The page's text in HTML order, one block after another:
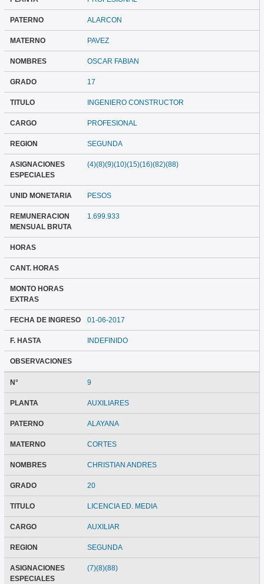
PATERNO ALARCON
MATERNO PAVEZ
NOMBRES OSCAR FABIAN
GRADO 17
TITULO INGENIERO CONSTRUCTOR
CARGO PROFESIONAL
REGION SEGUNDA
ASIGNACIONES
ESPECIALES
(4)(8)(9)(10)(15)(16)(82)(88)
UNID MONETARIA PESOS
REMUNERACION
MENSUAL BRUTA
1.699.933
HORAS
CANT. HORAS
MONTO HORAS
EXTRAS
FECHA DE INGRESO 01-06-2017
F. HASTA INDEFINIDO
OBSERVACIONES
N° 9
PLANTA AUXILIARES
PATERNO ALAYANA
MATERNO CORTES
NOMBRES CHRISTIAN ANDRES
GRADO 20
TITULO LICENCIA ED. MEDIA
CARGO AUXILIAR
REGION SEGUNDA
ASIGNACIONES
ESPECIALES
(7)(8)(88)